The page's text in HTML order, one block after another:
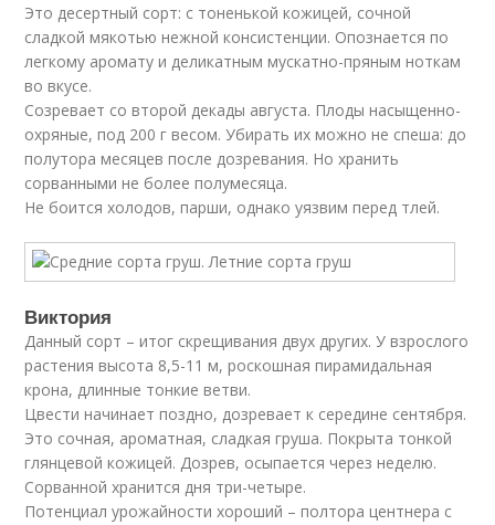
Это десертный сорт: с тоненькой кожицей, сочной
сладкой мякотью нежной консистенции. Опознается по
легкому аромату и деликатным мускатно-пряным ноткам
во вкусе.
Созревает со второй декады августа. Плоды насыщенно-
охряные, под 200 г весом. Убирать их можно не спеша: до
полутора месяцев после дозревания. Но хранить
сорванными не более полумесяца.
Не боится холодов, парши, однако уязвим перед тлей.
Виктория
Данный сорт – итог скрещивания двух других. У взрослого
растения высота 8,5-11 м, роскошная пирамидальная
крона, длинные тонкие ветви.
Цвести начинает поздно, дозревает к середине сентября.
Это сочная, ароматная, сладкая груша. Покрыта тонкой
глянцевой кожицей. Дозрев, осыпается через неделю.
Сорванной хранится дня три-четыре.
Потенциал урожайности хороший – полтора центнера с